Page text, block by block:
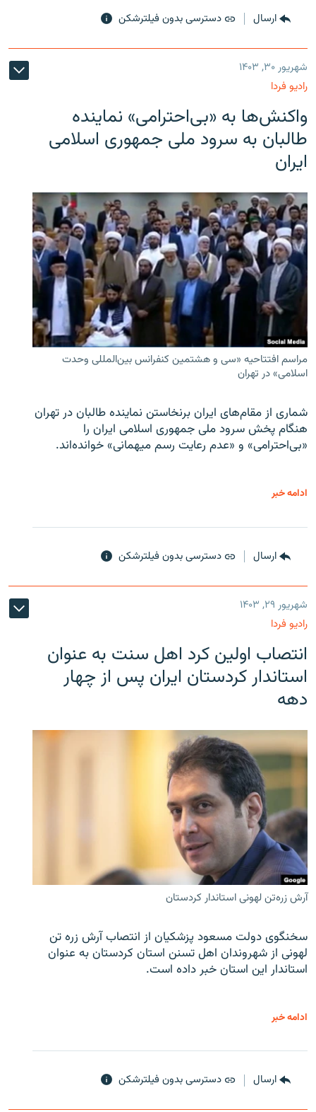
ارسال دسترسی بدون فیلترشکن
شهریور ۳۰, ۱۴۰۳
رادیو فردا
واکنش‌ها به «بی‌احترامی» نماینده
طالبان به سرود ملی جمهوری اسلامی
ایران
مراسم افتتاحیه «سی و هشتمین کنفرانس بین‌المللی وحدت
اسلامی» در تهران
شماری از مقام‌های ایران برنخاستن نماینده طالبان در تهران
هنگام پخش سرود ملی جمهوری اسلامی ایران را
«بی‌احترامی» و «عدم رعایت رسم میهمانی» خوانده‌اند.
ادامه خبر
ارسال دسترسی بدون فیلترشکن
شهریور ۲۹, ۱۴۰۳
رادیو فردا
انتصاب اولین کرد اهل سنت به عنوان
استاندار کردستان ایران پس از چهار
دهه
آرش زره‌تن لهونی استاندار کردستان
سخنگوی دولت مسعود پزشکیان از انتصاب آرش زره تن
لهونی از شهروندان اهل تسنن استان کردستان به عنوان
استاندار این استان خبر داده است.
ادامه خبر
ارسال دسترسی بدون فیلترشکن